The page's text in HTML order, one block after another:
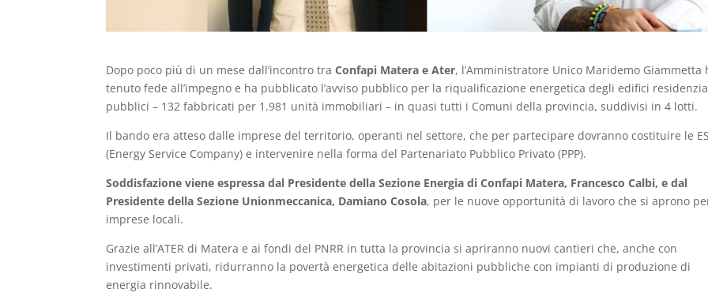
Dopo poco più di un mese dall’incontro traConfapi Matera e Ater, l’Amministratore Unico Maridemo Giammetta
tenuto fede all’impegno e ha pubblicato l’avviso pubblico per la riqualificazione energetica degli edifici
pubblici – 132 fabbricati per 1.981 unità immobiliari – in quasi tutti i Comuni della provincia, suddivisi in 4 lotti.
Il bando era atteso dalle imprese del territorio, operanti nel settore, che per partecipare dovranno costituire le
(Energy Service Company) e intervenire nella forma del Partenariato Pubblico Privato (PPP).
Soddisfazione viene espressa dal Presidente della Sezione Energia di Confapi Matera, Francesco Calbi, e dal
Presidente della Sezione Unionmeccanica, Damiano Cosola, per le nuove opportunità di lavoro che si aprono
imprese locali.
Grazie all’ATER di Matera e ai fondi del PNRR in tutta la provincia si apriranno nuovi cantieri che, anche con
investimenti privati, ridurranno la povertà energetica delle abitazioni pubbliche con impianti di produzione di
energia rinnovabile.